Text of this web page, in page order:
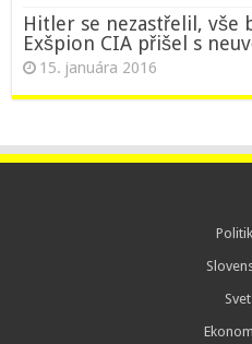
Hitler se nezastřelil, vše
Exšpion CIA přišel s
15. januára 2016
Svet